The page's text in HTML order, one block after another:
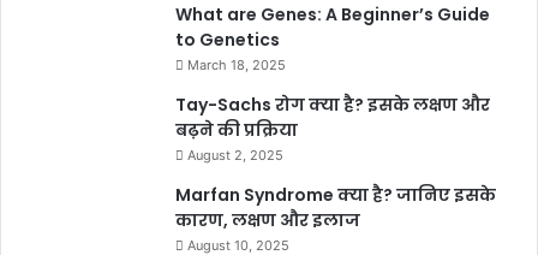
What are Genes: A Beginner’s Guide
to Genetics
March 18, 2025
Tay-Sachs रोग क्या है? इसके लक्षण और
बढ़ने की प्रक्रिया
August 2, 2025
Marfan Syndrome क्या है? जानिए इसके
कारण, लक्षण और इलाज
August 10, 2025